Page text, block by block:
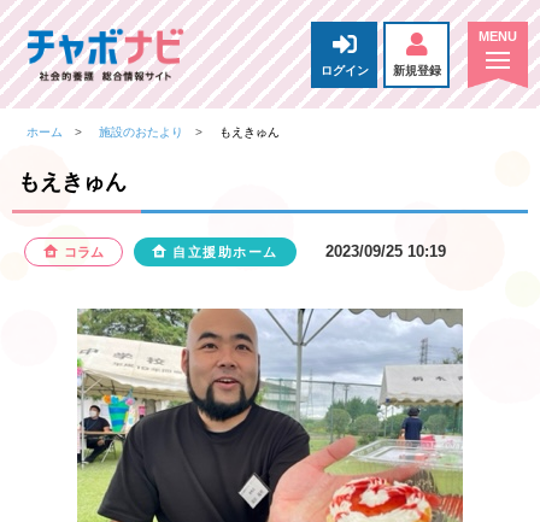
ログイン 新規登録
ホーム 施設のおたより もえきゅん
もえきゅん
コラム 自立援助ホーム 2023/09/25 10:19